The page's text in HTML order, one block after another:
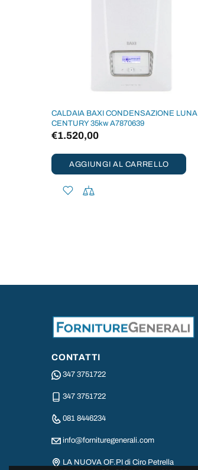
CALDAIA BAXI CONDENSAZIONE LUNA
CENTURY 35kw A7870639
€1.520,00
AGGIUNGI AL CARRELLO
CONTATTI
347 3751722
347 3751722
081 8446234
info@fornituregenerali.com
LA NUOVA OF.PI di Ciro Petrella